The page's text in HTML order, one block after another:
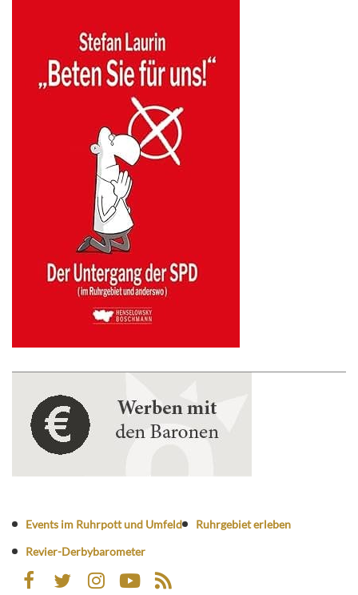
Events im Ruhrpott und Umfeld
Ruhrgebiet erleben
Revier-Derbybarometer